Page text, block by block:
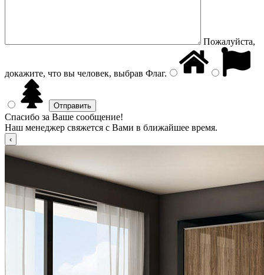
Пожалуйста,
докажите, что вы человек, выбрав Флаг.
Спасибо за Ваше сообщение!
Наш менеджер свяжется с Вами в ближайшее время.